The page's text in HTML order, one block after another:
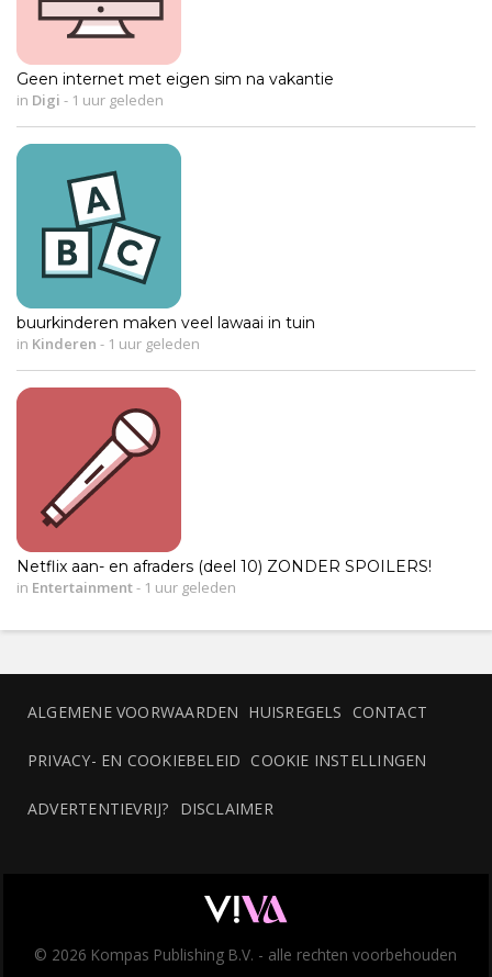
Geen internet met eigen sim na vakantie
in Digi - 1 uur geleden
buurkinderen maken veel lawaai in tuin
in Kinderen - 1 uur geleden
Netflix aan- en afraders (deel 10) ZONDER SPOILERS!
in Entertainment- 1 uur geleden
ALGEMENE VOORWAARDEN HUISREGELS CONTACT
PRIVACY- EN COOKIEBELEID COOKIE INSTELLINGEN
ADVERTENTIEVRIJ? DISCLAIMER
© 2026 Kompas Publishing B.V. - alle rechten voorbehouden